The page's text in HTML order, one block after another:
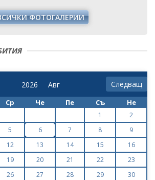
ФОТОГАЛЕРИИ
Следващ
Ср Че Пе Съ Не
1
2
5 6 7 8
9
12 13 14 15
16
19 20 21 22
23
26 27 28 29
30